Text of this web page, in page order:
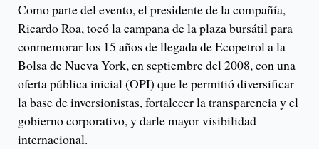
Como parte del evento, el presidente de la compañía,
Ricardo Roa, tocó la campana de la plaza bursátil para
conmemorar los 15 años de llegada de Ecopetrol a la
Bolsa de Nueva York, en septiembre del 2008, con una
oferta pública inicial (OPI) que le permitió diversificar
la base de inversionistas, fortalecer la transparencia y el
gobierno corporativo, y darle mayor visibilidad
internacional.